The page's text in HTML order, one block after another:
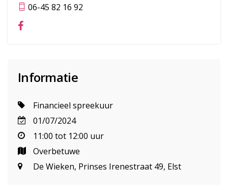
06-45 82 16 92
Informatie
Financieel spreekuur
01/07/2024
11:00 tot 12:00 uur
Overbetuwe
De Wieken, Prinses Irenestraat 49, Elst